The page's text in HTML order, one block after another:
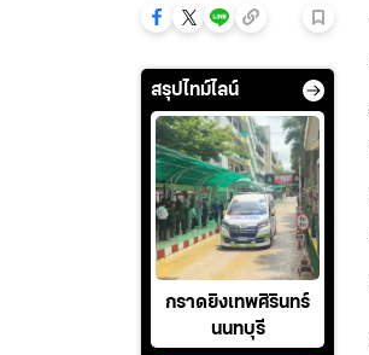
สรุปไทม์ไลน์
กราดยิงเทพศิรินทร์
นนทบุรี